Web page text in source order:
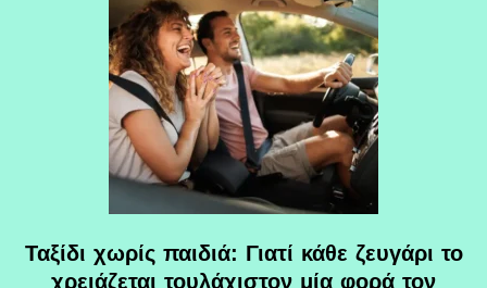
Ταξίδι χωρίς παιδιά: Γιατί κάθε ζευγάρι το
χρειάζεται τουλάχιστον μία φορά τον